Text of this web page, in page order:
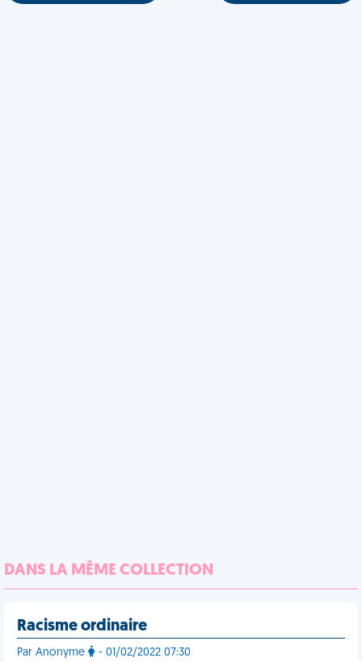
DANS LA MÊME COLLECTION
Racisme ordinaire
Par Anonyme - 01/02/2022 07:30